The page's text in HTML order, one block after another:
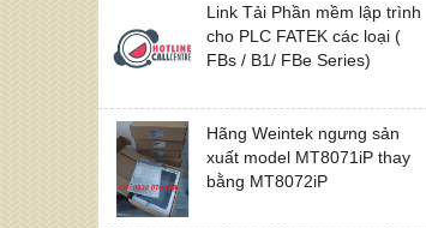
Link Tải Phần mềm lập trình
cho PLC FATEK các loại (
FBs / B1/ FBe Series)
Hãng Weintek ngưng sản
xuất model MT8071iP thay
bằng MT8072iP